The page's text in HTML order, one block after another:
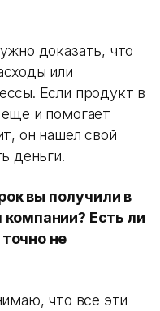
доказать, что
или
Если продукт в
и помогает
он нашел свой
деньги.
вы получили в
компании? Есть ли
не
что все эти